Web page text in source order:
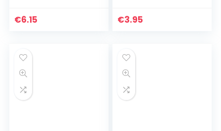
vlekken, motief
€6.15 €3.95